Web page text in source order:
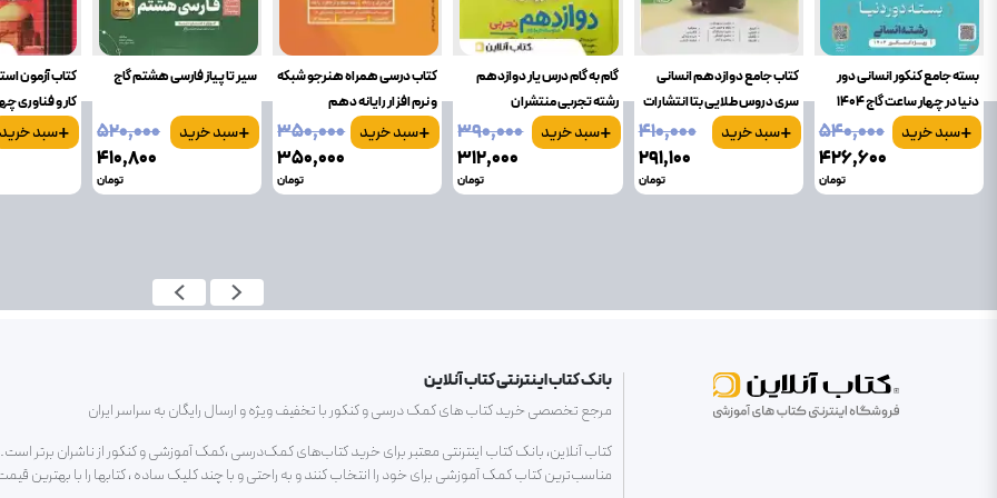
بسته جامع کنکور انسانی دور
دنیا در چهار ساعت گاج 1404
+سبد خرید
۵۴۰٬۰۰۰
۴۲۶٬۶۰۰
تومان
کتاب جامع دوازدهم انسانی
سری دروس طلایی بتا انتشارات
کاگو
+سبد خرید
۴۱۰٬۰۰۰
۲۹۱٬۱۰۰
تومان
گام به گام درس یار دوازدهم
رشته تجربی منتشران
+سبد خرید
۳۹۰٬۰۰۰
۳۱۲٬۰۰۰
تومان
کتاب درسی همراه هنرجو شبکه
و نرم افزار رایانه دهم
+سبد خرید
۳۵۰٬۰۰۰
۳۵۰٬۰۰۰
تومان
سیر تا پیاز فارسی هشتم گاج
+سبد خرید
۵۲۰٬۰۰۰
۴۱۰٬۸۰۰
تومان
کتاب آزمون
کار و فناوری
+سبد خرید
بانک کتاب اینترنتی کتاب آنلاین
مرجع تخصصی خرید کتاب های کمک درسی و کنکور با تخفیف ویژه و ارسال رایگان به سراسر ایران
کتاب آنلاین، بانک کتاب اینترنتی معتبر برای خرید کتاب‌های کمک‌درسی ،کمک آموزشی و کنکور از ناشران برتر
مناسب‌ترین کتاب کمک آموزشی برای خود را انتخاب کنند و به راحتی و با چند کلیک ساده ، کتابها را با بهترین